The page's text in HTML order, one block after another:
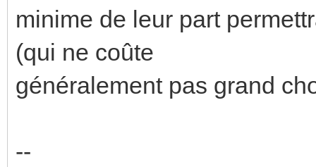
minime de leur part
(qui ne coûte
généralement pas grand
--